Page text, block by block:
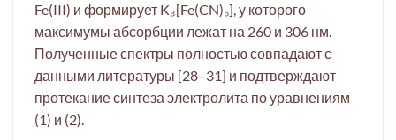
Fe(III) и формирует K₃[Fe(CN)₆], у которого
максимумы абсорбции лежат на 260 и 306 нм.
Полученные спектры полностью совпадают с
данными литературы [28–31] и подтверждают
протекание синтеза электролита по уравнениям
(1) и (2).